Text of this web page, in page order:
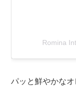
Romina
パッと鮮やかな